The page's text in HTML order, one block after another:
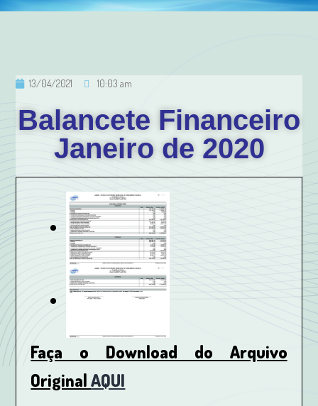
13/04/2021 10:03 am
Balancete Financeiro
Janeiro de 2020
Faça o Download do Arquivo
OriginalAQUI